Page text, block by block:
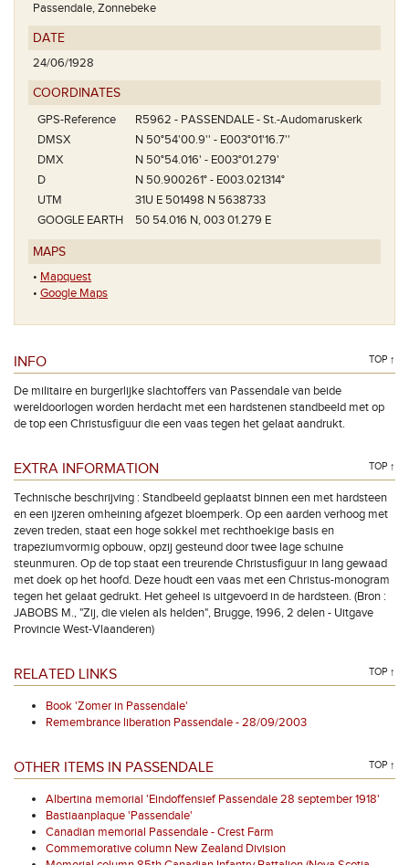
Passendale, Zonnebeke
DATE
24/06/1928
COORDINATES
GPS-Reference
R5962 - PASSENDALE - St.-Audomaruskerk
DMSX
N 50°54'00.9'' - E003°01'16.7''
DMX
N 50°54.016' - E003°01.279'
D
N 50.900261° - E003.021314°
UTM
31U E 501498 N 5638733
GOOGLE EARTH
50 54.016 N, 003 01.279 E
MAPS
• Mapquest
• Google Maps
INFO TOP ↑
De militaire en burgerlijke slachtoffers van Passendale van beide
wereldoorlogen worden herdacht met een hardstenen standbeeld met op
de top een Christusfiguur die een vaas tegen het gelaat aandrukt.
EXTRA INFORMATION TOP ↑
Technische beschrijving : Standbeeld geplaatst binnen een met hardsteen
en een ijzeren omheining afgezet bloemperk. Op een aarden verhoog met
zeven treden, staat een hoge sokkel met rechthoekige basis en
trapeziumvormig opbouw, opzij gesteund door twee lage schuine
steunmuren. Op de top staat een treurende Christusfiguur in lang gewaad
met doek op het hoofd. Deze houdt een vaas met een Christus-monogram
tegen het gelaat gedrukt. Het geheel is uitgevoerd in de hardsteen. (Bron :
JABOBS M., "Zij, die vielen als helden", Brugge, 1996, 2 delen - Uitgave
Provincie West-Vlaanderen)
RELATED LINKS TOP ↑
Book 'Zomer in Passendale'
Remembrance liberation Passendale - 28/09/2003
OTHER ITEMS IN PASSENDALE TOP ↑
Albertina memorial 'Eindoffensief Passendale 28 september 1918'
Bastiaanplaque 'Passendale'
Canadian memorial Passendale - Crest Farm
Commemorative column New Zealand Division